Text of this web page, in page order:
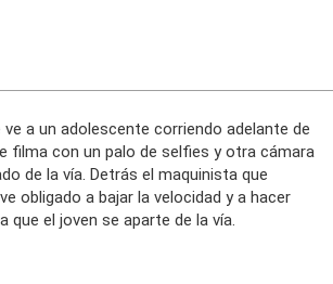
ve a un adolescente corriendo adelante de
filma con un palo de selfies y otra cámara
de la vía. Detrás el maquinista que
obligado a bajar la velocidad y a hacer
que el joven se aparte de la vía.